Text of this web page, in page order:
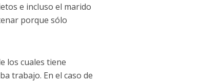
e incluso el marido
porque sólo
los cuales tiene
trabajo. En el caso de